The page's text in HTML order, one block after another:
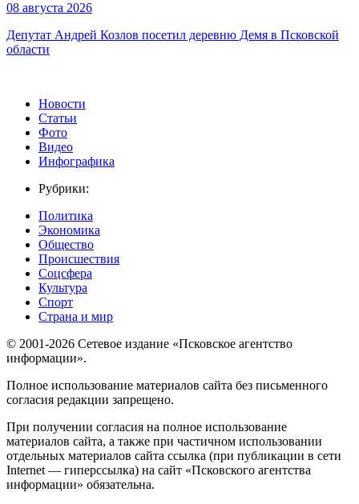
08 августа 2026
Депутат Андрей Козлов посетил деревню Демя в Псковской
области
Новости
Статьи
Фото
Видео
Инфографика
Рубрики:
Политика
Экономика
Общество
Происшествия
Соцсфера
Культура
Спорт
Страна и мир
© 2001-2026 Сетевое издание «Псковское агентство
информации».
Полное использование материалов сайта без письменного
согласия редакции запрещено.
При получении согласия на полное использование
материалов сайта, а также при частичном использовании
отдельных материалов сайта ссылка (при публикации в сети
Internet — гиперссылка) на сайт «Псковского агентства
информации» обязательна.